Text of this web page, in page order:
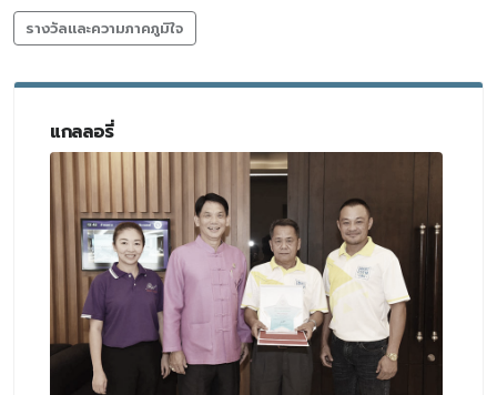
รางวัลและความภาคภูมิใจ
แกลลอรี่